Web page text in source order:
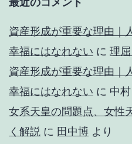
資産形成が重要な理由｜
幸福にはなれない に 理
資産形成が重要な理由｜
幸福にはなれない に 中
女系天皇の問題点、女性
く解説 に 田中博 より